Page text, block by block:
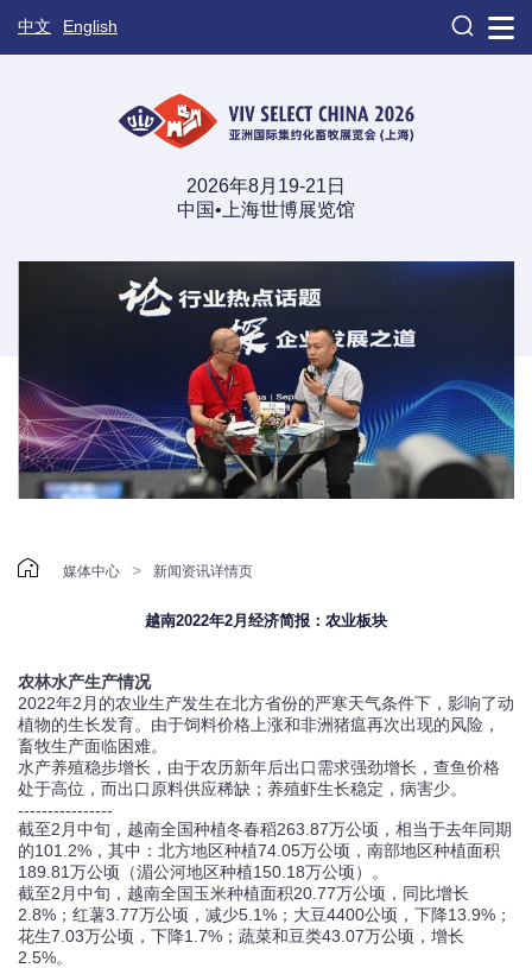
中文 English 
2026年8月19-21日
中国•上海世博展览馆
 媒体中心 > 新闻资讯详情页
越南2022年2月经济简报：农业板块
农林水产生产情况
2022年2月的农业生产发生在北方省份的严寒天气条件下，影响了动
植物的生长发育。由于饲料价格上涨和非洲猪瘟再次出现的风险，
畜牧生产面临困难。
水产养殖稳步增长，由于农历新年后出口需求强劲增长，查鱼价格
处于高位，而出口原料供应稀缺；养殖虾生长稳定，病害少。
----------------
截至2月中旬，越南全国种植冬春稻263.87万公顷，相当于去年同期
的101.2%，其中：北方地区种植74.05万公顷，南部地区种植面积
189.81万公顷（湄公河地区种植150.18万公顷）。
截至2月中旬，越南全国玉米种植面积20.77万公顷，同比增长
2.8%；红薯3.77万公顷，减少5.1%；大豆4400公顷，下降13.9%；
花生7.03万公顷，下降1.7%；蔬菜和豆类43.07万公顷，增长
2.5%。